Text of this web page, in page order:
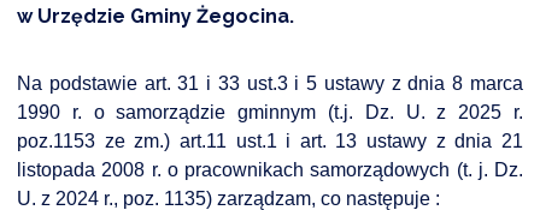
OBSŁUGI
w Urzędzie Gminy Żegocina.
Na podstawie art. 31 i 33 ust.3 i 5 ustawy z dnia 8 marca
1990 r. o samorządzie gminnym (t.j. Dz. U. z 2025 r.
poz.1153 ze zm.) art.11 ust.1 i art. 13 ustawy z dnia 21
listopada 2008 r. o pracownikach samorządowych (t. j. Dz.
U. z 2024 r., poz. 1135) zarządzam, co następuje :